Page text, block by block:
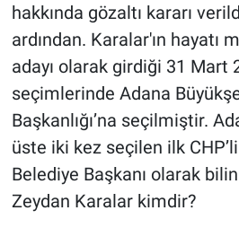
hakkında gözaltı kararı
ardından. Karalar'ın hayatı
adayı olarak girdiği 31 Mart
seçimlerinde Adana
Başkanlığı’na seçilmiştir.
üste iki kez seçilen ilk
Belediye Başkanı olarak
Zeydan Karalar kimdir?